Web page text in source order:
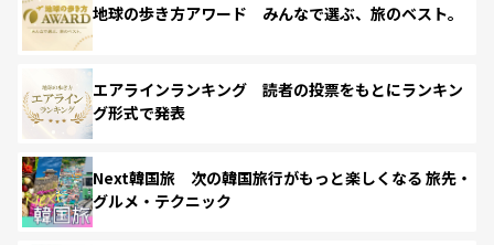
地球の歩き方アワード みんなで選ぶ、旅のベスト。
エアラインランキング 読者の投票をもとにランキン
グ形式で発表
Next韓国旅 次の韓国旅行がもっと楽しくなる 旅先・
グルメ・テクニック